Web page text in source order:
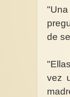
de
vez